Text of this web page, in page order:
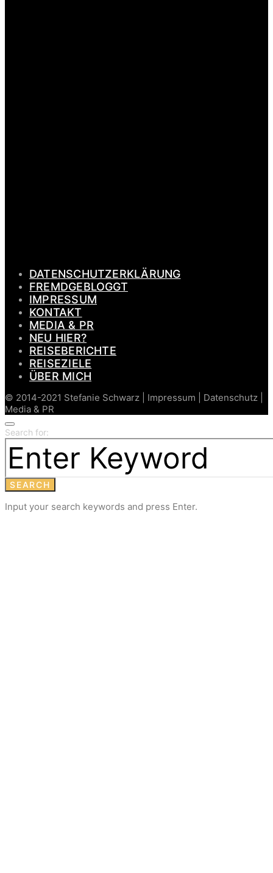
DATENSCHUTZERKLÄRUNG
FREMDGEBLOGGT
IMPRESSUM
KONTAKT
MEDIA & PR
NEU HIER?
REISEBERICHTE
REISEZIELE
ÜBER MICH
© 2014-2021 Stefanie Schwarz | Impressum | Datenschutz |
Media & PR
Search for:
SEARCH
Input your search keywords and press Enter.